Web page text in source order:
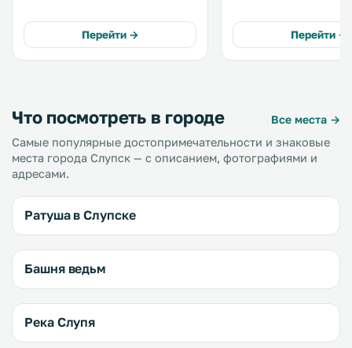
кабельным телевидением и
бесплатным Wi-Fi. .
Перейти →
телевидением. .Перейти →
Что посмотреть в городе
Все места →
Самые популярные достопримечательности и знаковые
места города Слупск — с описанием, фотографиями и
адресами.
Ратуша в Слупске
Башня ведьм
Река Слупя